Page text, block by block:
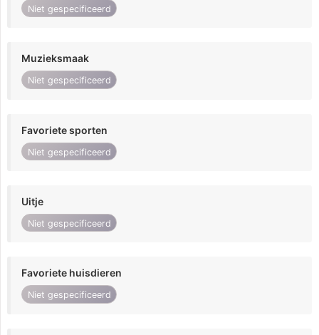
Niet gespecificeerd
Muzieksmaak
Niet gespecificeerd
Favoriete sporten
Niet gespecificeerd
Uitje
Niet gespecificeerd
Favoriete huisdieren
Niet gespecificeerd